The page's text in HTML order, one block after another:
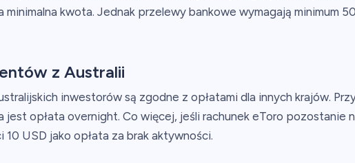
minimalna kwota. Jednak przelewy bankowe wymagają minimum
z Australii
inwestorów są zgodne z opłatami dla innych krajów.
jest opłata overnight. Co więcej, jeśli rachunek eToro pozostanie
10 USD jako opłata za brak aktywności.